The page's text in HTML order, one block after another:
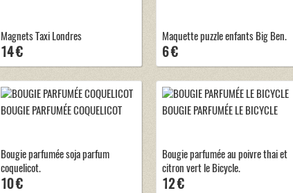
Magnets Taxi Londres
14 €
Maquette puzzle enfants Big Ben.
6 €
BOUGIE PARFUMÉE COQUELICOT
Bougie parfumée soja parfum
coquelicot.
10 €
BOUGIE PARFUMÉE LE BICYCLE
Bougie parfumée au poivre thai et
citron vert le Bicycle.
12 €